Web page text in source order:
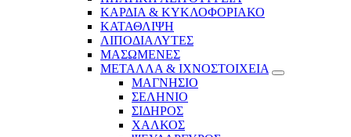
ΚΑΡΔΙΑ & ΚΥΚΛΟΦΟΡΙΑΚΟ
ΚΑΤΑΘΛΙΨΗ
ΛΙΠΟΔΙΑΛΥΤΕΣ
ΜΑΣΩΜΕΝΕΣ
ΜΕΤΑΛΛΑ & ΙΧΝΟΣΤΟΙΧΕΙΑ
ΜΑΓΝΗΣΙΟ
ΣΕΛΗΝΙΟ
ΣΙΔΗΡΟΣ
ΧΑΛΚΟΣ